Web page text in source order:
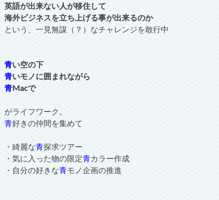
英語が出来ない人が移住して
海外ビジネスを立ち上げる事が出来るのか
という、一見無謀（？）なチャレンジを敢行中
青い空の下
青いモノに囲まれながら
青Macで
がライフワーク。
青好きの仲間を集めて
・綺麗な青探求ツアー
・気に入った物の限定青カラー作成
・自分の好きな青モノ企画の推進